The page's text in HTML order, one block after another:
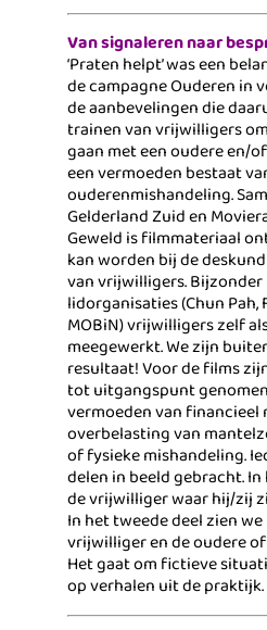
Van signaleren naar
‘Praten helpt’ was een
de campagne Ouderen in
de aanbevelingen die
trainen van vrijwilligers
gaan met een oudere en/
een vermoeden bestaat
ouderenmishandeling.
Gelderland Zuid en
Geweld is filmmateriaal
kan worden bij de
van vrijwilligers.
lidorganisaties (Chun Pah,
MOBiN) vrijwilligers zelf
meegewerkt. We zijn
resultaat! Voor de films
tot uitgangspunt
vermoeden van financieel
overbelasting van
of fysieke mishandeling.
delen in beeld gebracht.
de vrijwilliger waar hij/zij
In het tweede deel zien
vrijwilliger en de oudere
Het gaat om fictieve
op verhalen uit de praktijk.